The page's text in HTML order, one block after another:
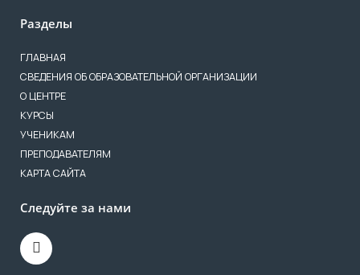
Разделы
ГЛАВНАЯ
СВЕДЕНИЯ ОБ ОБРАЗОВАТЕЛЬНОЙ ОРГАНИЗАЦИИ
О ЦЕНТРЕ
КУРСЫ
УЧЕНИКАМ
ПРЕПОДАВАТЕЛЯМ
КАРТА САЙТА
Следуйте за нами